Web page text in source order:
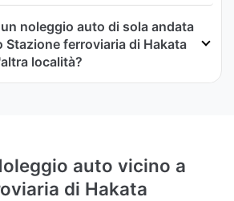
noleggio auto di sola andata
Stazione ferroviaria di Hakata
località?
auto vicino a
di Hakata